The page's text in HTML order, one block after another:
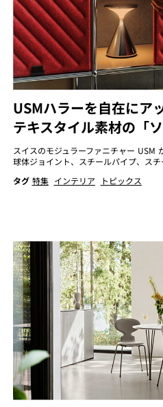
USMハラーを自在にア
テキスタイル素材の「
スイスのモジュラーファニチャー USM
球体ジョイント、スチールパイプ、スチ
タグ 特集 インテリア
トピックス